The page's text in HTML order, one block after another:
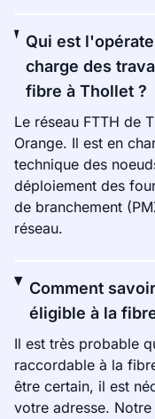
Qui est
charge des
fibre à Thollet ?
Le réseau FTTH de
Orange. Il est en
technique des
déploiement des
de branchement
réseau.
Comment
éligible à la
Il est très probable
raccordable à la
être certain, il est
votre adresse.